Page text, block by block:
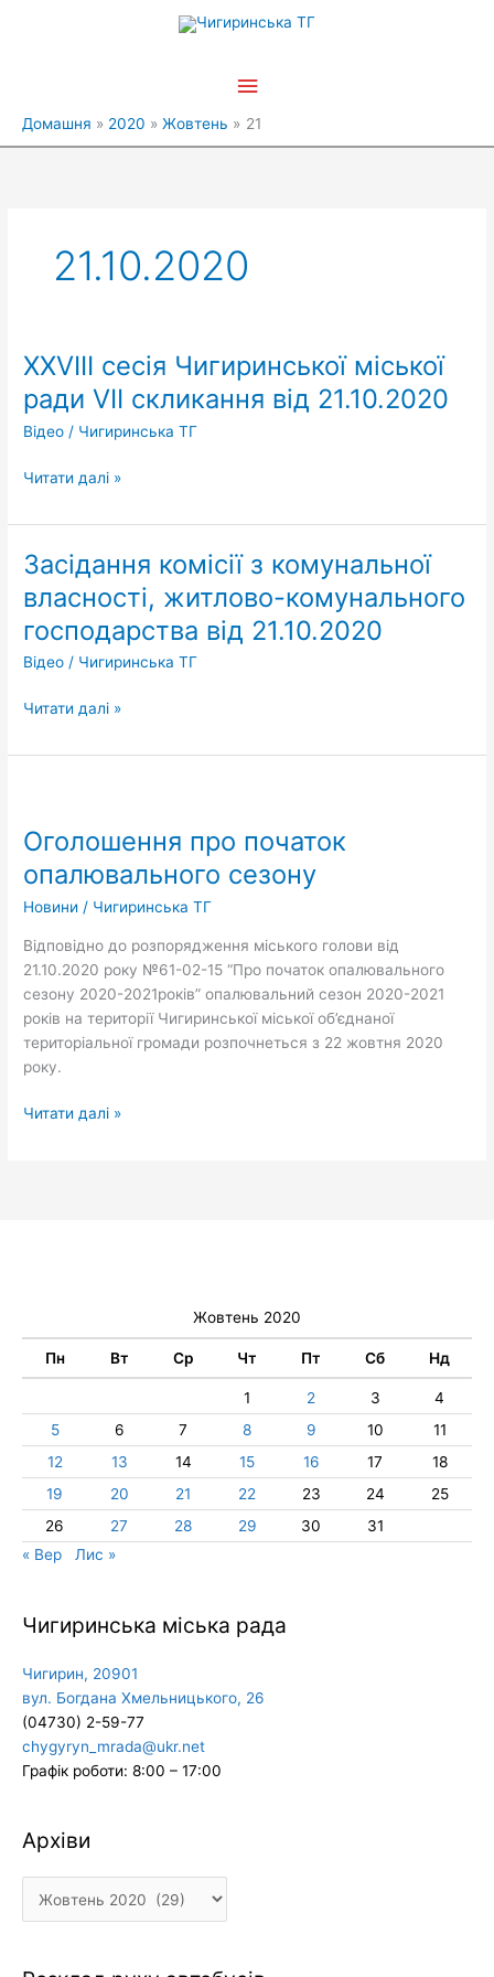
Головне
Домашня 2020 Жовтень 21
21.10.2020
ХХVІІІ сесія Чигиринської міської
ради VII скликання від 21.10.2020
Відео / Чигиринська ТГ
ХХVІІІ
Чигиринської
міської
VII
від
21.10.2020
Читати далі »
Засідання комісії з комунальної
власності, житлово-комунального
господарства від 21.10.2020
Відео / Чигиринська ТГ
Засідання
з
комунальної
власності,
комунального
від
Читати далі »
Оголошення про початок
опалювального сезону
Новини / Чигиринська ТГ
Відповідно до розпорядження міського голови від
21.10.2020 року №61-02-15 “Про початок опалювального
сезону 2020-2021років” опалювальний сезон 2020-2021
років на території Чигиринської міської об’єднаної
територіальної громади розпочнеться з 22 жовтня 2020
року.
початок
сезону
Читати далі »
Жовтень 2020
Пн Вт Ср Чт Пт Сб Нд
1 2 3
4
5
6 7 8 9 10
11
12
13 14 15 16 17
18
19
20 21 22 23 24
25
26
27 28 29 30
31
« Вер
Лис »
Чигиринська міська рада
Чигирин, 20901
вул. Богдана Хмельницького, 26
(04730) 2-59-77
chygyryn_mrada@ukr.net
Графік роботи: 8:00 – 17:00
Архіви
Архіви